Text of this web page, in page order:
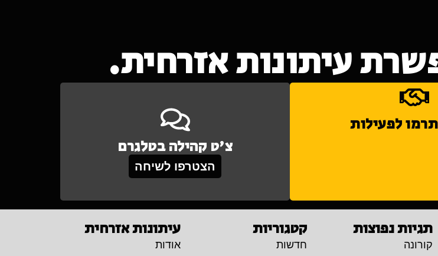
עיתונות אזרחית.
לפעילות
צ'ט קהילה בטלגרם
הצטרפו לשיחה
תגיות נפוצות
קורונה
קטגוריות
חדשות
עיתונות אזרחית
אודות